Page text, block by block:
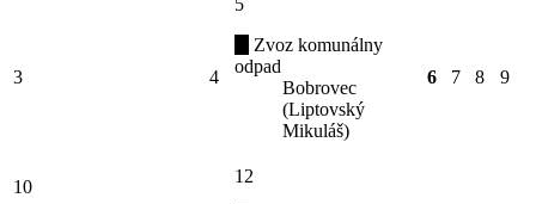
3 4
Zvoz komunálny
odpad
Bobrovec
(Liptovský
Mikuláš)
6 7 8 9
10
12